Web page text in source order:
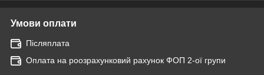
Умови оплати
Післяплата
Оплата на роозрахунковий рахунок ФОП 2-ої групи